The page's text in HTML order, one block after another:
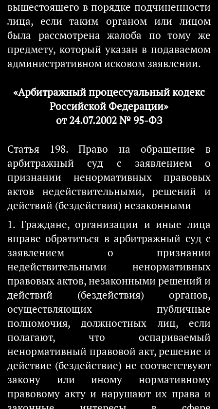
вышестоящего в порядке подчиненности
лица, если таким органом или лицом
была рассмотрена жалоба по тому же
предмету, который указан в подаваемом
административном исковом заявлении.
«Арбитражный процессуальный кодекс
Российской Федерации»
от 24.07.2002 № 95-ФЗ
Статья 198. Право на обращение в
арбитражный суд с заявлением о
признании ненормативных правовых
актов недействительными, решений и
действий (бездействия) незаконными
1. Граждане, организации и иные лица
вправе обратиться в арбитражный суд с
заявлением о признании
недействительными ненормативных
правовых актов, незаконными решений и
действий (бездействия) органов,
осуществляющих публичные
полномочия, должностных лиц, если
полагают, что оспариваемый
ненормативный правовой акт, решение и
действие (бездействие) не соответствуют
закону или иному нормативному
правовому акту и нарушают их права и